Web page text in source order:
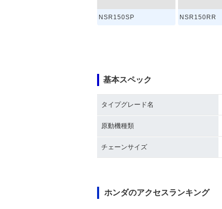
NSR150SP NSR150RR
基本スペック
タイプグレード名
原動機種類
チェーンサイズ
ホンダのアクセスランキング